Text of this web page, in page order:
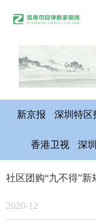
关于中
媒体采
新京报 深圳特区
香港卫视 深
社区团购“九不得”新
2020-12